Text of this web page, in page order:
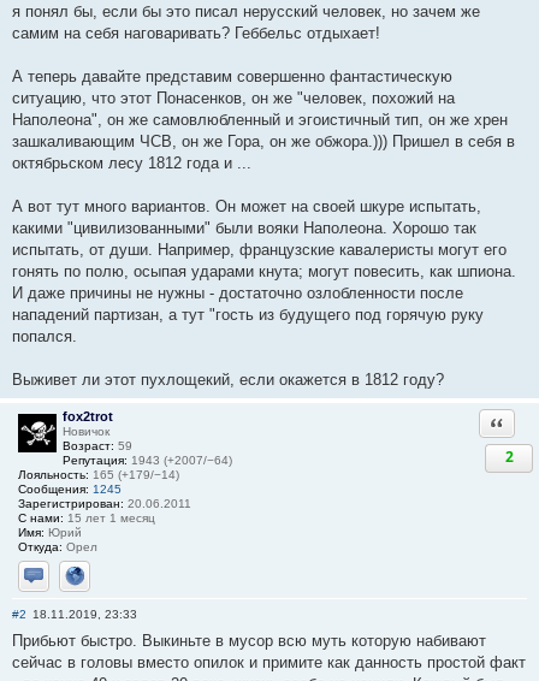
я понял бы, если бы это писал нерусский человек, но зачем же
самим на себя наговаривать? Геббельс отдыхает!
А теперь давайте представим совершенно фантастическую
ситуацию, что этот Понасенков, он же "человек, похожий на
Наполеона", он же самовлюбленный и эгоистичный тип, он же хрен
зашкаливающим ЧСВ, он же Гора, он же обжора.))) Пришел в себя в
октябрьском лесу 1812 года и ...
А вот тут много вариантов. Он может на своей шкуре испытать,
какими "цивилизованными" были вояки Наполеона. Хорошо так
испытать, от души. Например, французские кавалеристы могут его
гонять по полю, осыпая ударами кнута; могут повесить, как шпиона.
И даже причины не нужны - достаточно озлобленности после
нападений партизан, а тут "гость из будущего под горячую руку
попался.
Выживет ли этот пухлощекий, если окажется в 1812 году?
fox2trot
Новичок
Возраст: 59
Репутация: 1943 (+2007/−64)
Лояльность: 165 (+179/−14)
Сообщения: 1245
Зарегистрирован: 20.06.2011
С нами: 15 лет 1 месяц
Имя: Юрий
Откуда: Орел
Отправить личное сообщение
Сайт
2
#2 18.11.2019, 23:33
Прибьют быстро. Выкиньте в мусор всю муть которую набивают
сейчас в головы вместо опилок и примите как данность простой факт